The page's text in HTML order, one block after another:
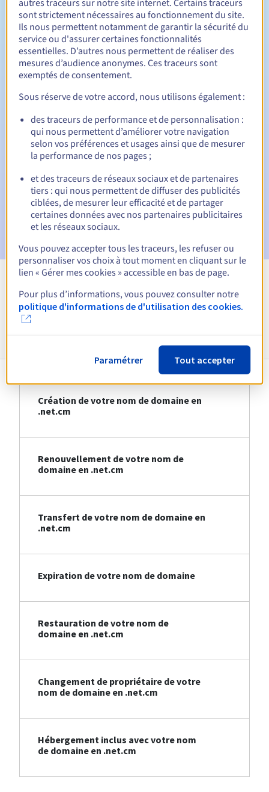
Durée de renouvellement Entre 1 et 10 ans
Période de rédemption
Notifications automatiques :
E-mails d'avertissement : 60, 30, 15, 7 et 3 jours avant la
date d'échéance
E-mail le jour de l'expirationpour notification de la
suspension du nom de domaine
E-mail après la période de grâce de rédemptionpour
notification de la suppression du nom de domaine
Voir toutes les extensions
Création de votre nom de domaine en
.net.cm
Renouvellement de votre nom de
domaine en .net.cm
Transfert de votre nom de domaine en
.net.cm
Expiration de votre nom de domaine
Restauration de votre nom de
domaine en .net.cm
Changement de propriétaire de votre
nom de domaine en .net.cm
Hébergement inclus avec votre nom
de domaine en .net.cm
autres traceurs sur notre site internet. Certains traceurs
sont strictement nécessaires au fonctionnement du site.
Ils nous permettent notamment de garantir la sécurité du
service ou d'assurer certaines fonctionnalités
essentielles. D’autres nous permettent de réaliser des
mesures d’audience anonymes. Ces traceurs sont
exemptés de consentement.
Sous réserve de votre accord, nous utilisons également :
des traceurs de performance et de personnalisation :
qui nous permettent d’améliorer votre navigation
selon vos préférences et usages ainsi que de mesurer
la performance de nos pages ;
et des traceurs de réseaux sociaux et de partenaires
tiers : qui nous permettent de diffuser des publicités
ciblées, de mesurer leur efficacité et de partager
certaines données avec nos partenaires publicitaires
et les réseaux sociaux.
Vous pouvez accepter tous les traceurs, les refuser ou
personnaliser vos choix à tout moment en cliquant sur le
lien « Gérer mes cookies » accessible en bas de page.
Pour plus d’informations, vous pouvez consulter notre
politique d'informations de d'utilisation des cookies.
Paramétrer Tout accepter